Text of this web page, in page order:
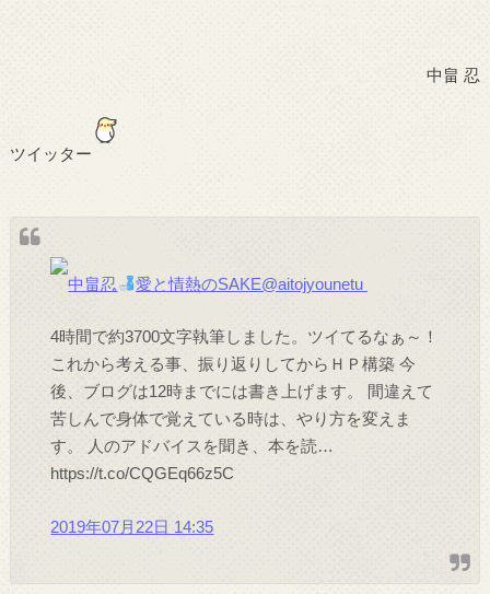
中畠 忍
ツイッター
中畠忍 愛と情熱のSAKE@aitojyounetu
4時間で約3700文字執筆しました。ツイてるなぁ～！
これから考える事、振り返りしてからＨＰ構築 今
後、ブログは12時までには書き上げます。 間違えて
苦しんで身体で覚えている時は、やり方を変えま
す。 人のアドバイスを聞き、本を読…
https://t.co/CQGEq66z5C
2019年07月22日 14:35